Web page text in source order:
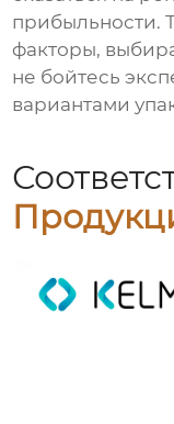
прибыльности.
факторы,
не бойтесь
вариантами